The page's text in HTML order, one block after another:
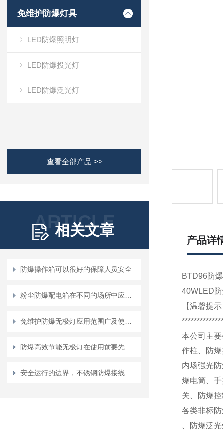
免维护防爆灯具
LED防爆照明灯
LED防爆投光灯
LED防爆泛光灯
查看全部产品 >>
ARTICLE
相关文章
防爆操作箱可以很好的保障人员安全
产品详
BTD96防
40WLED
【温馨提
本公司主
作柱、防
内场强光
爆电筒、
关、防爆
各类非标
、防爆泛